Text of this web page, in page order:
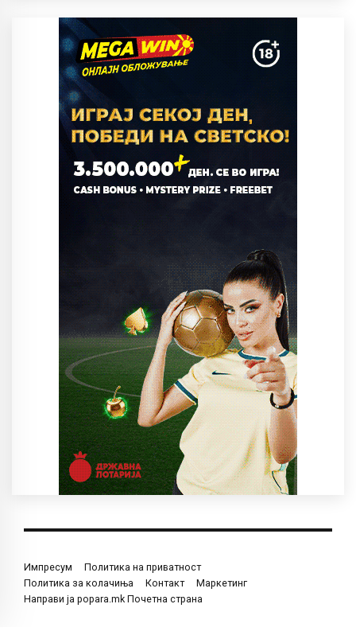
Импресум
Политика на приватност
Политика за колачиња
Контакт
Маркетинг
Направи ја popara.mk Почетна страна